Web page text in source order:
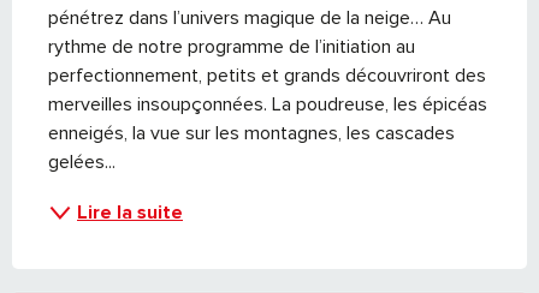
pénétrez dans l’univers magique de la neige… Au
rythme de notre programme de l’initiation au
perfectionnement, petits et grands découvriront des
merveilles insoupçonnées. La poudreuse, les épicéas
enneigés, la vue sur les montagnes, les cascades
gelées...
Lire la suite